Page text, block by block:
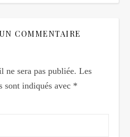
COMMENTAIRE
ne sera pas publiée. Les
sont indiqués avec *